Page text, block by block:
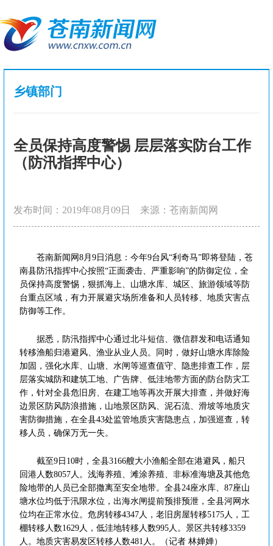
乡镇部门
全员保持高度警惕 层层落实防台工作
（防汛指挥中心）
发布时间：2019年08月09日 来源：苍南新闻网
苍南新闻网8月9日消息：今年9台风“利奇马”即将登陆，苍
南县防汛指挥中心按照“正面袭击、严重影响”的防御定位，全
员保持高度警惕，狠抓海上、山塘水库、城区、旅游领域等防
台重点区域，有力开展避灾场所准备和人员转移、地质灾害点
防御等工作。
据悉，防汛指挥中心通过北斗短信、微信群发和电话通知
转移渔船归港避风、渔业从业人员。同时，做好山塘水库除险
加固，强化水库、山塘、水闸等巡查值守、隐患排查工作，层
层落实城防和建筑工地、广告牌、低洼地带方面的防台防灾工
作，针对全县危旧房、在建工地等再次开展大排查，并做好海
边景区防风防浪措施，山地景区防风、泥石流、滑坡等地质灾
害防御措施，在全县43处监管地质灾害隐患点，加强巡查，转
移人员，确保万无一失。
截至9日10时，全县3166艘大小渔船全部在港避风，船只
回港人数8057人。浅海养殖、滩涂养殖、非标准海塘及其他危
险地带的人员已全部撒离至安全地带。全县24座水库、87座山
塘水位均低于汛限水位，出海水闸提前预排预泄，全县河网水
位均在正常水位。危房转移4347人，老旧房屋转移5175人，工
棚转移人数1629人，低洼地转移人数995人。景区共转移3359
人。地质灾害易发区转移人数481人。（记者 林婵婵）